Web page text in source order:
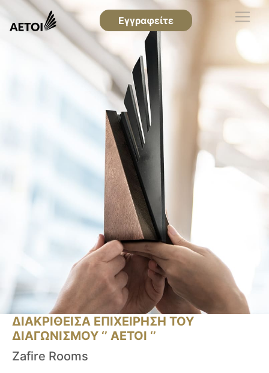
Εγγραφείτε
ΔΙΑΚΡΙΘΕΙΣΑ ΕΠΙΧΕΙΡΗΣΗ ΤΟΥ
ΔΙΑΓΩΝΙΣΜΟΥ ‘’ ΑΕΤΟΙ ‘’
Zafire Rooms